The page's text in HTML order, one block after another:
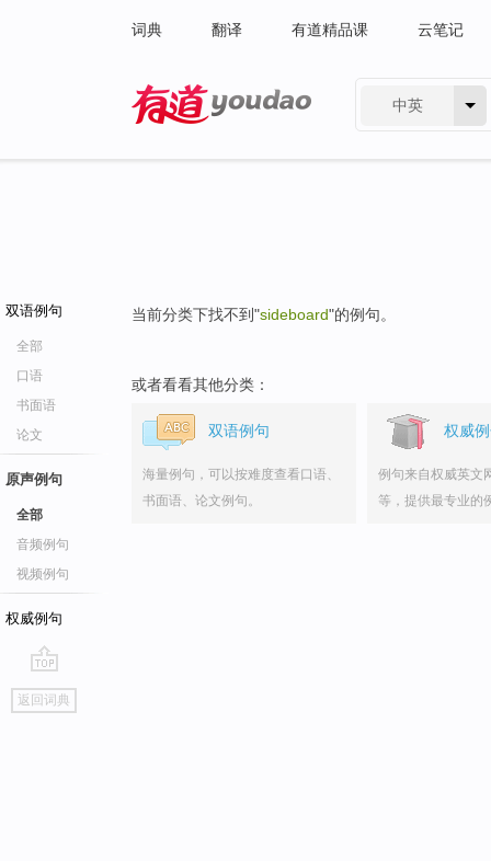
词典 翻译 有道精品课 云笔记
中英
双语例句
全部
口语
书面语
论文
原声例句
全部
音频例句
视频例句
权威例句
go
top
返回词典
当前分类下找不到"sideboard"的例句。
或者看看其他分类：
双语例句
海量例句，可以按难度查看口语、
书面语、论文例句。
权威
例句来自权威英文
等，提供最专业的